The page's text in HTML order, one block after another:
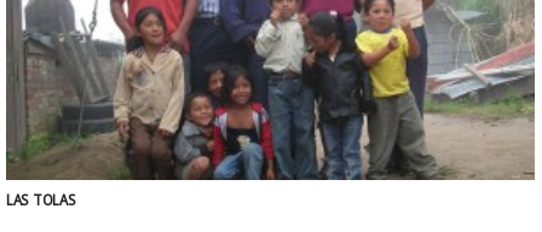
LAS TOLAS